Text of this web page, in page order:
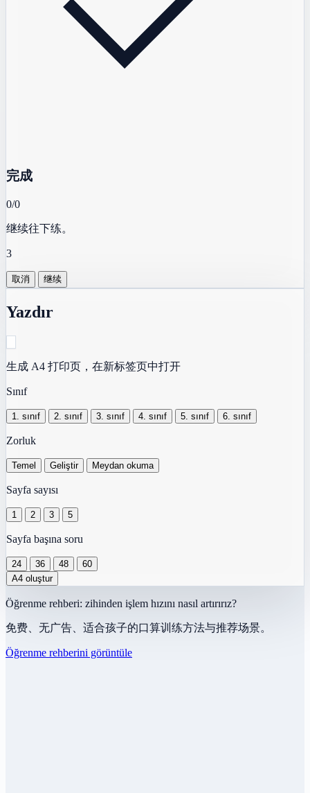
完成
0/0
继续往下练。
3
取消 继续
Yazdır
生成 A4 打印页，在新标签页中打开
Sınıf
1. sınıf 2. sınıf 3. sınıf 4. sınıf 5. sınıf 6. sınıf
Zorluk
Temel Geliştir Meydan okuma
Sayfa sayısı
1 2 3 5
Sayfa başına soru
24 36 48 60
Öğrenme rehberi: zihinden işlem hızını nasıl artırırız?
免费、无广告、适合孩子的口算训练方法与推荐场景。
Öğrenme rehberini görüntüle